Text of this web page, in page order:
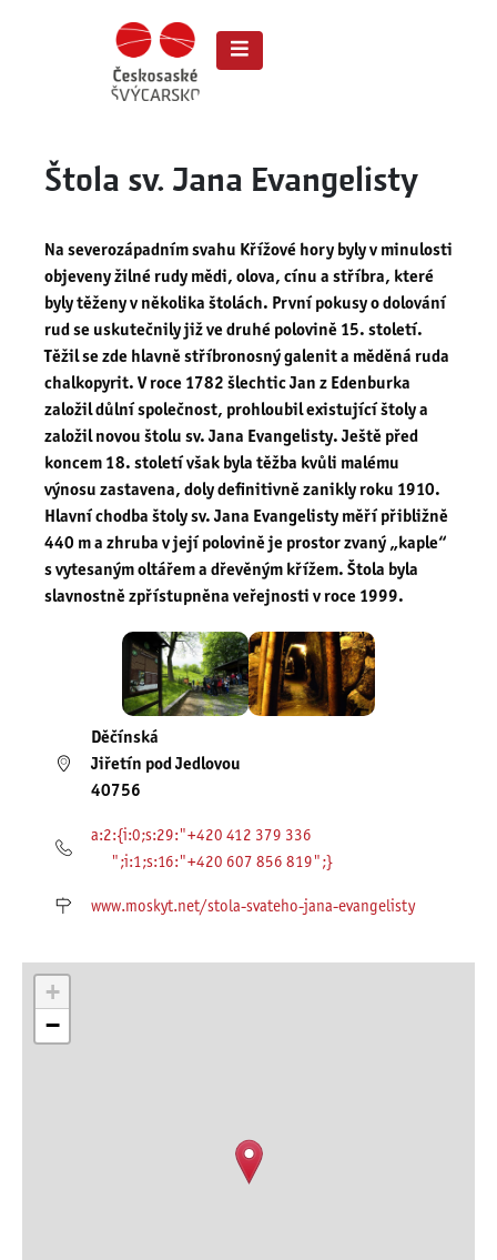
Štola sv. Jana Evangelisty
Na severozápadním svahu Křížové hory byly v minulosti
objeveny žilné rudy mědi, olova, cínu a stříbra, které
byly těženy v několika štolách. První pokusy o dolování
rud se uskutečnily již ve druhé polovině 15. století.
Těžil se zde hlavně stříbronosný galenit a měděná ruda
chalkopyrit. V roce 1782 šlechtic Jan z Edenburka
založil důlní společnost, prohloubil existující štoly a
založil novou štolu sv. Jana Evangelisty. Ještě před
koncem 18. století však byla těžba kvůli malému
výnosu zastavena, doly definitivně zanikly roku 1910.
Hlavní chodba štoly sv. Jana Evangelisty měří přibližně
440 m a zhruba v její polovině je prostor zvaný „kaple“
s vytesaným oltářem a dřevěným křížem. Štola byla
slavnostně zpřístupněna veřejnosti v roce 1999.
Děčínská
Jiřetín pod Jedlovou
40756
a:2:{i:0;s:29:"+420 412 379 336
";i:1;s:16:"+420 607 856 819";}
www.moskyt.net/stola-svateho-jana-evangelisty
+
−